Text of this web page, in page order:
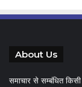
About Us
समाचार से सम्बंधित